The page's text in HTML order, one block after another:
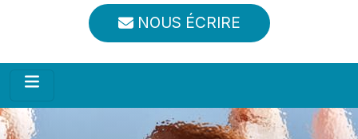
NOUS ÉCRIRE